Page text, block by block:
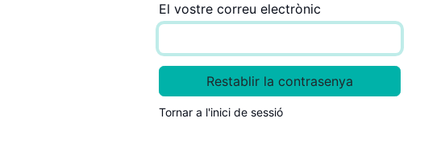
El vostre correu electrònic
Restablir la contrasenya
Tornar a l'inici de sessió